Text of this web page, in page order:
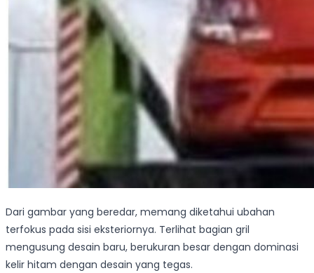
Dari gambar yang beredar, memang diketahui ubahan
terfokus pada sisi eksteriornya. Terlihat bagian gril
mengusung desain baru, berukuran besar dengan dominasi
kelir hitam dengan desain yang tegas.